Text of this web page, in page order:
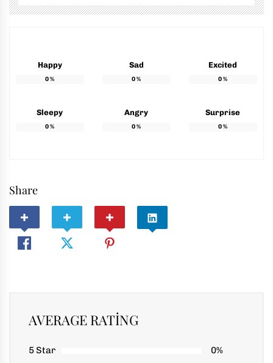
Share
Happy
0%
Sad
0%
Excited
0%
Sleepy
0%
Angry
0%
Surprise
0%
AVERAGE RATING
5 Star
0%